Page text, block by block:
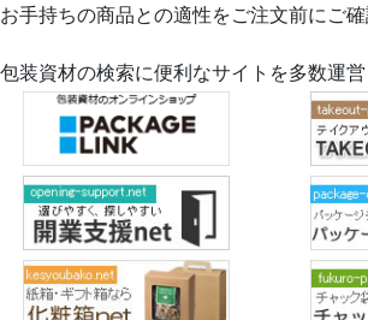
お手持ちの商品との適性をご注文前にご確
包装資材の検索に便利なサイトを多数運営